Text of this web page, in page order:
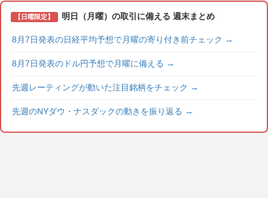
【日曜限定】 明日（月曜）の取引に備える 週末まとめ
8月7日発表の日経平均予想で月曜の寄り付き前チェック →
8月7日発表のドル円予想で月曜に備える →
先週レーティングが動いた注目銘柄をチェック →
先週のNYダウ・ナスダックの動きを振り返る →